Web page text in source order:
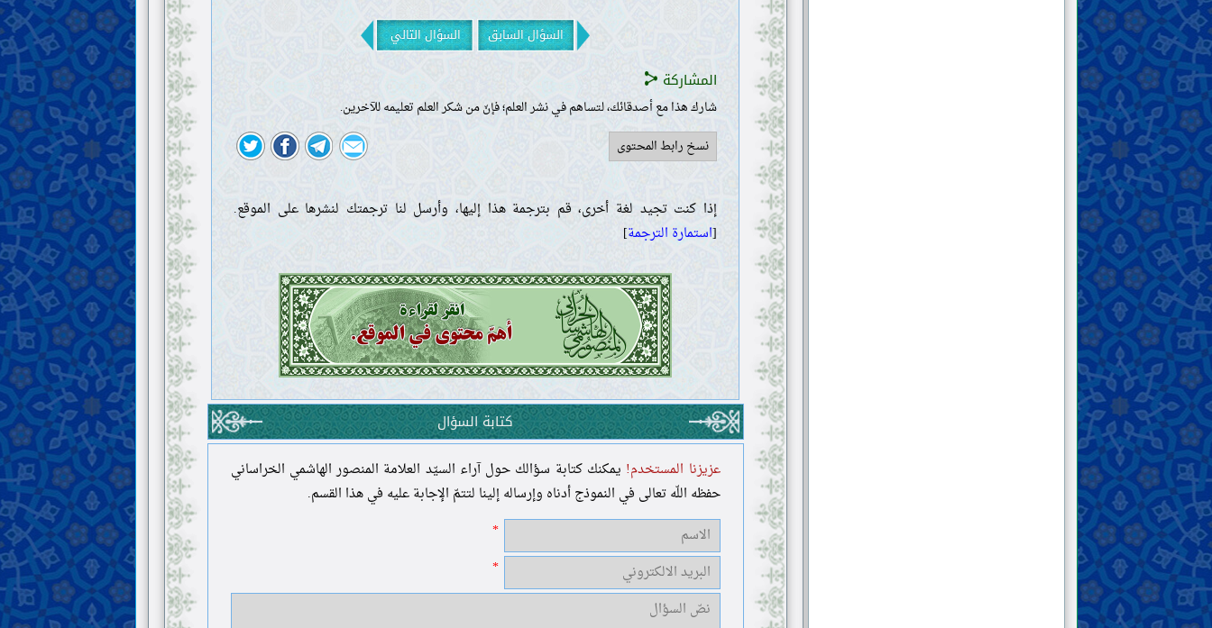
السؤال السابق السؤال التالي
المشاركة
شارك هذا مع أصدقائك، لتساهم في نشر العلم؛ فإنّ من شكر العلم تعليمه للآخرين.
نسخ رابط المحتوى
إذا كنت تجيد لغة أخرى، قم بترجمة هذا إليها، وأرسل لنا ترجمتك لنشرها على الموقع.
[استمارة الترجمة]
كتابة السؤال
عزيزنا المستخدم! يمكنك كتابة سؤالك حول آراء السيّد العلامة المنصور الهاشمي الخراساني
حفظه اللّه تعالى في النموذج أدناه وإرساله إلينا لتتمّ الإجابة عليه في هذا القسم.